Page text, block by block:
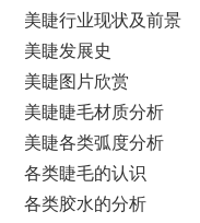
美睫行业现状及前景
美睫发展史
美睫图片欣赏
美睫睫毛材质分析
美睫各类弧度分析
各类睫毛的认识
各类胶水的分析